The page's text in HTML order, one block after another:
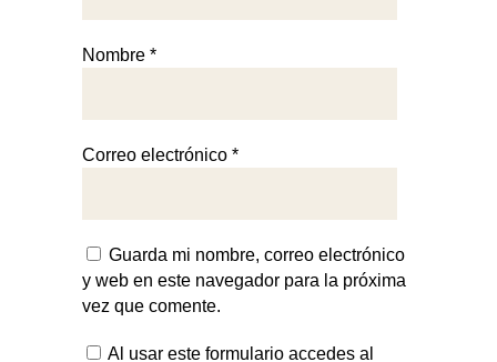
Nombre *
Correo electrónico *
Guarda mi nombre, correo electrónico
y web en este navegador para la próxima
vez que comente.
Al usar este formulario accedes al